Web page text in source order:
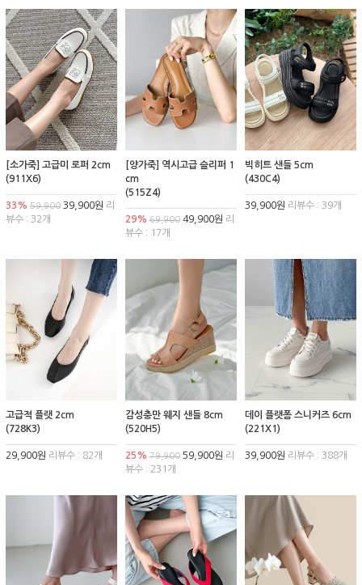
[소가죽] 고급미 로퍼 2cm
(911X6)
33% 59,900 39,900원 리
뷰수 : 32개
[양가죽] 역시고급 슬리퍼 1
cm
(515Z4)
29% 69,90049,900원 리
뷰수 : 17개
빅히트 샌들 5cm
(430C4)
39,900원 리뷰수 : 39개
고급적 플랫 2cm
(728K3)
29,900원 리뷰수 : 82개
감성충만 웨지 샌들 8cm
(520H5)
25% 79,90059,900원 리
뷰수 : 231개
데이 플랫폼 스니커즈 6cm
(221X1)
39,900원 리뷰수 : 388개